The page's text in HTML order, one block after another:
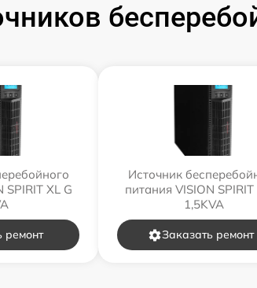
SPIRIT XL G
ремонт
Источник
питания VISION SPIRIT
1,5KVA
Заказать ремонт